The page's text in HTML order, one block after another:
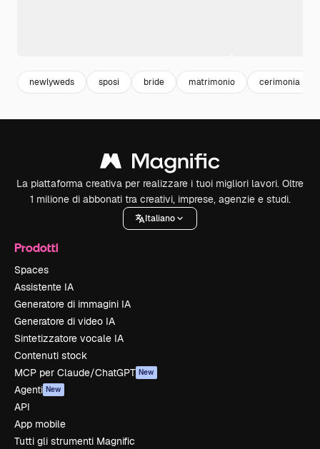
newlyweds sposi bride matrimonio cerimonia
La piattaforma creativa per realizzare i tuoi migliori lavori. Oltre
1 milione di abbonati tra creativi, imprese, agenzie e studi.
Italiano
Prodotti
Spaces
Assistente IA
Generatore di immagini IA
Generatore di video IA
Sintetizzatore vocale IA
Contenuti stock
MCP per Claude/ChatGPT New
Agenti New
API
App mobile
Tutti gli strumenti Magnific